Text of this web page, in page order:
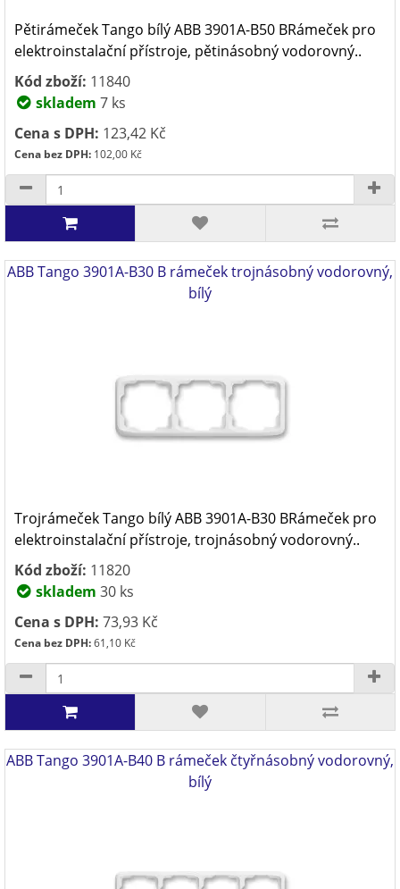
Pětirámeček Tango bílý ABB 3901A-B50 BRámeček pro
elektroinstalační přístroje, pětinásobný vodorovný..
Kód zboží: 11840
skladem 7 ks
Cena s DPH: 123,42 Kč
Cena bez DPH: 102,00 Kč
ABB Tango 3901A-B30 B rámeček trojnásobný vodorovný,
bílý
Trojrámeček Tango bílý ABB 3901A-B30 BRámeček pro
elektroinstalační přístroje, trojnásobný vodorovný..
Kód zboží: 11820
skladem 30 ks
Cena s DPH: 73,93 Kč
Cena bez DPH:61,10 Kč
ABB Tango 3901A-B40 B rámeček čtyřnásobný vodorovný,
bílý